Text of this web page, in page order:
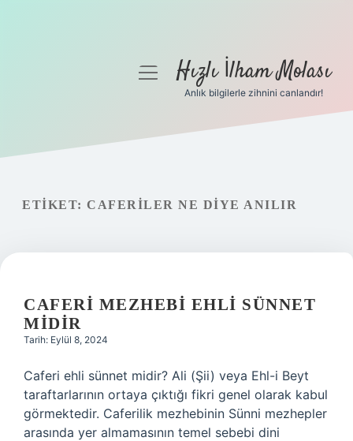
Gizlilik Politikası
menüyüHızlı İlham Molası
Anlık bilgilerle zihnini canlandır!
ETIKET: CAFERILER NE DIYE ANILIR
CAFERI MEZHEBI EHLI SÜNNET
MIDIR
Tarih: Eylül 8, 2024
Caferi ehli sünnet midir? Ali (Şii) veya Ehl-i Beyt
taraftarlarının ortaya çıktığı fikri genel olarak kabul
görmektedir. Caferilik mezhebinin Sünni mezhepler
arasında yer almamasının temel sebebi dini